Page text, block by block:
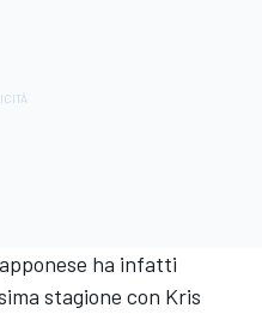
ha infatti
stagione con Kris